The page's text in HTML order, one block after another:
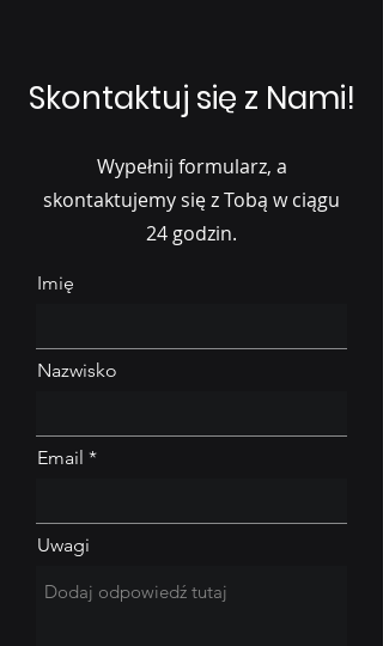
Skontaktuj się z Nami!
Wypełnij formularz, a
skontaktujemy się z Tobą w ciągu
24 godzin.
Imię
Nazwisko
Email
Uwagi